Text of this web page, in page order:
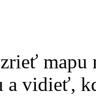
a vidieť,